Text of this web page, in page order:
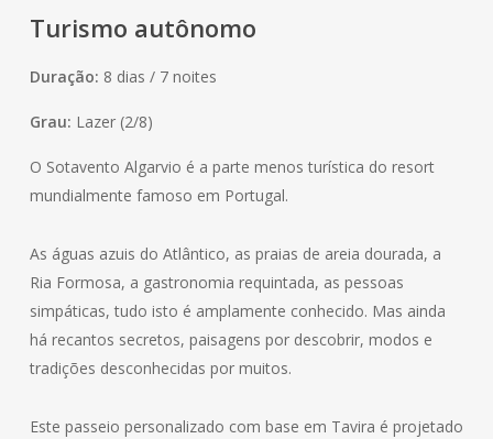
Turismo autônomo
Duração: 8 dias / 7 noites
Grau: Lazer (2/8)
O Sotavento Algarvio é a parte menos turística do resort
mundialmente famoso em Portugal.
As águas azuis do Atlântico, as praias de areia dourada, a
Ria Formosa, a gastronomia requintada, as pessoas
simpáticas, tudo isto é amplamente conhecido. Mas ainda
há recantos secretos, paisagens por descobrir, modos e
tradições desconhecidas por muitos.
Este passeio personalizado com base em Tavira é projetado